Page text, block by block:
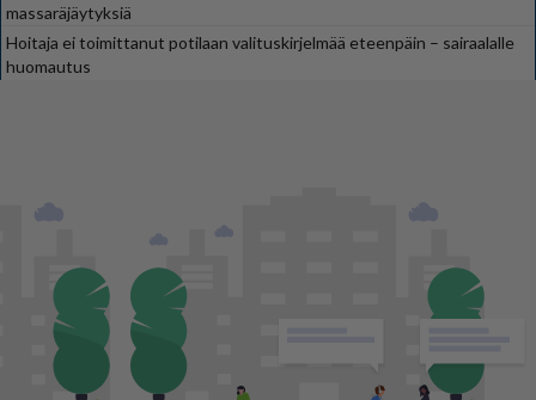
massaräjäytyksiä
Hoitaja ei toimittanut potilaan valituskirjelmää eteenpäin – sairaalalle
huomautus